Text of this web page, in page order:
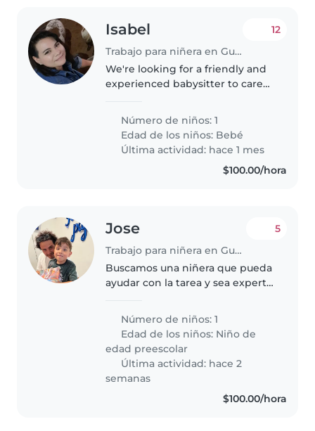
Isabel
Trabajo para niñera en Guadalajara
12
We're looking for a friendly and
experienced babysitter to care
baby. Our home is pet-friendly,
and we'd love someone
comfortable with cooking. We
speak..
Número de niños: 1
Edad de los niños: Bebé
Última actividad: hace 1 mes
$100.00/hora
Jose
Trabajo para niñera en Guadalajara
5
Buscamos una niñera que pueda
ayudar con la tarea y sea experta
niño de 4 años, lleno de energía
y muy curioso. Si tienes
experiencia..
Número de niños: 1
Edad de los niños: Niño de
edad preescolar
Última actividad: hace 2
semanas
$100.00/hora